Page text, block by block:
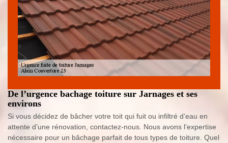
De l’urgence bachage toiture sur Jarnages et ses
environs
Si vous décidez de bâcher votre toit qui fuit ou infiltré d’eau en
attente d’une rénovation, contactez-nous. Nous avons l’expertise
nécessaire pour un bâchage parfait de tous types de toiture. Quel